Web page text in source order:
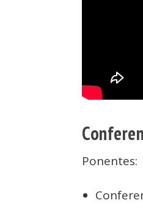
Ponentes: